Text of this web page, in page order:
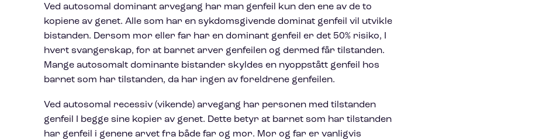
Ved autosomal dominant arvegang har man genfeil kun den ene av de to
kopiene av genet. Alle som har en sykdomsgivende dominat genfeil vil utvikle
bistanden. Dersom mor eller far har en dominant genfeil er det 50% risiko, I
hvert svangerskap, for at barnet arver genfeilen og dermed får tilstanden.
Mange autosomalt dominante bistander skyldes en nyoppstått genfeil hos
barnet som har tilstanden, da har ingen av foreldrene genfeilen.
Ved autosomal recessiv (vikende) arvegang har personen med tilstanden
genfeil I begge sine kopier av genet. Dette betyr at barnet som har tilstanden
har genfeil i genene arvet fra både far og mor. Mor og far er vanligvis